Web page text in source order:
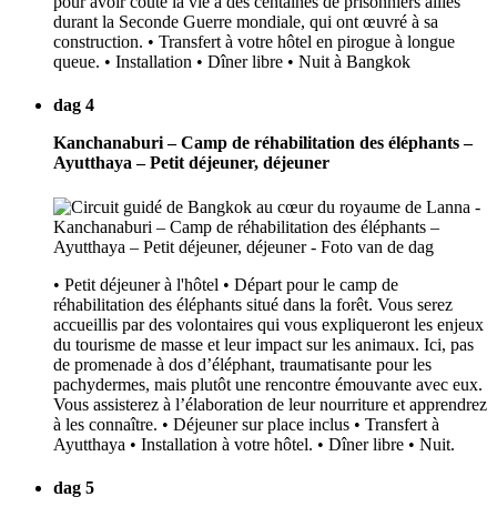
durant la Seconde Guerre mondiale, qui ont œuvré à sa
construction. • Transfert à votre hôtel en pirogue à longue
queue. • Installation • Dîner libre • Nuit à Bangkok
dag 4
Kanchanaburi – Camp de réhabilitation des éléphants –
Ayutthaya – Petit déjeuner, déjeuner
• Petit déjeuner à l'hôtel • Départ pour le camp de
réhabilitation des éléphants situé dans la forêt. Vous serez
accueillis par des volontaires qui vous expliqueront les enjeux
du tourisme de masse et leur impact sur les animaux. Ici, pas
de promenade à dos d’éléphant, traumatisante pour les
pachydermes, mais plutôt une rencontre émouvante avec eux.
Vous assisterez à l’élaboration de leur nourriture et apprendrez
à les connaître. • Déjeuner sur place inclus • Transfert à
Ayutthaya • Installation à votre hôtel. • Dîner libre • Nuit.
dag 5